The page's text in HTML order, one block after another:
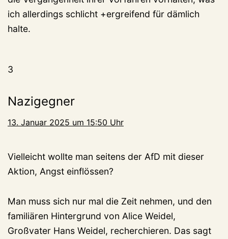
ich allerdings schlicht +ergreifend für dämlich
halte.
3
Nazigegner
13. Januar 2025 um 15:50 Uhr
Vielleicht wollte man seitens der AfD mit dieser
Aktion, Angst einflössen?
Man muss sich nur mal die Zeit nehmen, und den
familiären Hintergrund von Alice Weidel,
Großvater Hans Weidel, recherchieren. Das sagt